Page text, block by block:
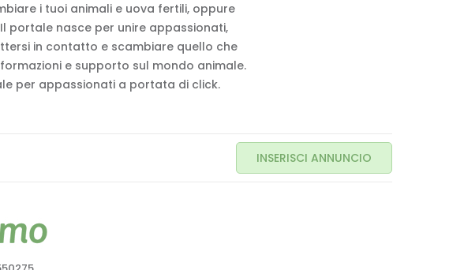
i tuoi animali e uova fertili, oppure
portale nasce per unire appassionati,
in contatto e scambiare quello che
e supporto sul mondo animale.
per appassionati a portata di click.
INSERISCI ANNUNCIO